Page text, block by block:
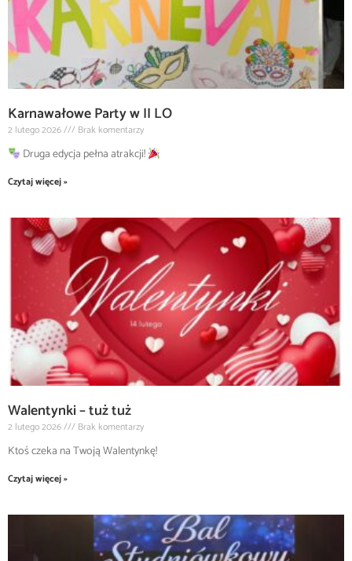
Karnawałowe Party w II LO
2 lutego 2026 Brak komentarzy
Druga edycja pełna atrakcji!
Czytaj więcej »
Walentynki – tuż tuż
2 lutego 2026 Brak komentarzy
Ktoś czeka na Twoją Walentynkę!
Czytaj więcej »